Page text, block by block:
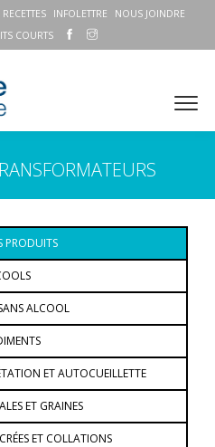
RECETTES INFOLETTRE
NOUS JOINDRE
COURTS
PRODUITS
ALCOOL
ET AUTOCUEILLETTE
ET GRAINES
ET COLLATIONS